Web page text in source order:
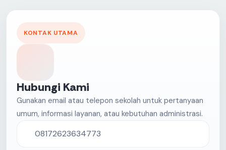
KONTAK UTAMA
Hubungi Kami
Gunakan email atau telepon sekolah untuk pertanyaan
umum, informasi layanan, atau kebutuhan administrasi.
08172623634773